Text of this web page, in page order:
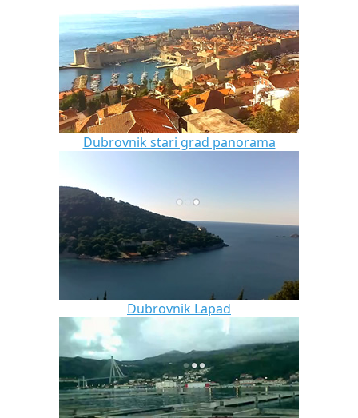
Dubrovnik stari grad panorama
Dubrovnik Lapad